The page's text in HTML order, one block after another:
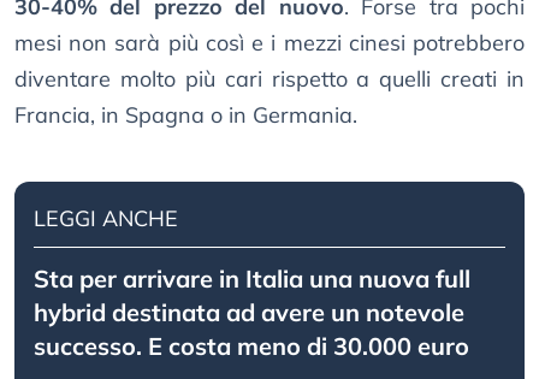
30-40% del prezzo del nuovo. Forse tra pochi
mesi non sarà più così e i mezzi cinesi potrebbero
diventare molto più cari rispetto a quelli creati in
Francia, in Spagna o in Germania.
LEGGI ANCHE
Sta per arrivare in Italia una nuova full
hybrid destinata ad avere un notevole
successo. E costa meno di 30.000 euro